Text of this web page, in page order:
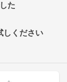
た
しください